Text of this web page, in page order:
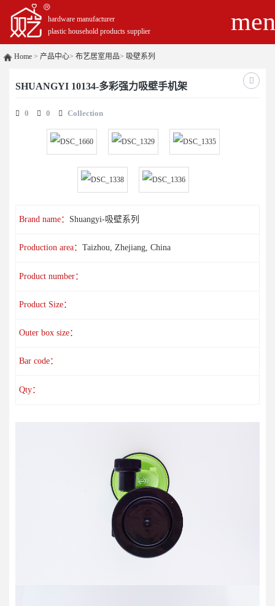
hardware manufacturer
plastic household products supplier
Home > 产品中心> 布艺居室用品> 吸壁系列
SHUANGYI 10134-多彩强力吸壁手机架
0 0 Collection
Brand name： Shuangyi-吸壁系列
Production area： Taizhou, Zhejiang, China
Product number：
Product Size：
Outer box size：
Bar code：
Qty：